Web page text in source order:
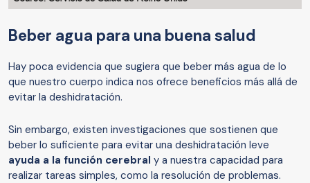
Beber agua para una buena salud
Hay poca evidencia que sugiera que beber más agua de lo
que nuestro cuerpo indica nos ofrece beneficios más allá de
evitar la deshidratación.
Sin embargo, existen investigaciones que sostienen que
beber lo suficiente para evitar una deshidratación leve
ayuda a la función cerebral y a nuestra capacidad para
realizar tareas simples, como la resolución de problemas.